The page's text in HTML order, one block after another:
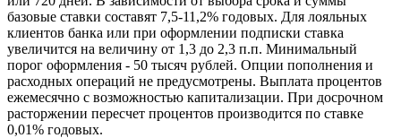
базовые ставки составят 7,5-11,2% годовых. Для лояльных
клиентов банка или при оформлении подписки ставка
увеличится на величину от 1,3 до 2,3 п.п. Минимальный
порог оформления - 50 тысяч рублей. Опции пополнения и
расходных операций не предусмотрены. Выплата процентов
ежемесячно с возможностью капитализации. При досрочном
расторжении пересчет процентов производится по ставке
0,01% годовых.